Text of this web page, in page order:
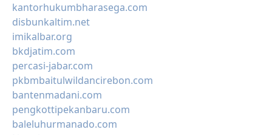
kantorhukumbharasega.com
disbunkaltim.net
imikalbar.org
bkdjatim.com
percasi-jabar.com
pkbmbaitulwildancirebon.com
bantenmadani.com
pengkottipekanbaru.com
baleluhurmanado.com